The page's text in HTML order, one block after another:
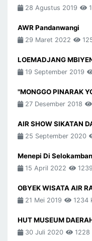
28 Agustus 2019
AWR Pandanwangi
29 Maret 2022
LOEMADJANG
19 September 2019
"MONGGO PINARAK
27 Desember 2018
AIR SHOW SIKATAN
25 September 2020
Menepi Di
15 April 2022
OBYEK WISATA AIR
21 Mei 2019 1234
HUT MUSEUM
30 Juli 2020 1228